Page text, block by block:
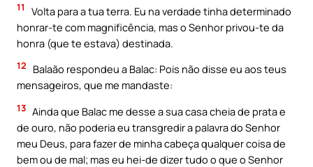
11
Volta para a tua terra. Eu na verdade tinha determinado
honrar-te com magnificência, mas o Senhor privou-te da
honra (que te estava) destinada.
12
Balaão respondeu a Balac: Pois não disse eu aos teus
mensageiros, que me mandaste:
13 Ainda que Balac me desse a sua casa cheia de prata e
de ouro, não poderia eu transgredir a palavra do Senhor
meu Deus, para fazer de minha cabeça qualquer coisa de
bem ou de mal; mas eu hei-de dizer tudo o que o Senhor